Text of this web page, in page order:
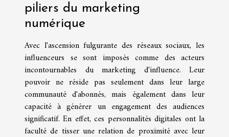
piliers du marketing
numérique
Avec l'ascension fulgurante des réseaux sociaux, les
influenceurs se sont imposés comme des acteurs
incontournables du marketing d'influence. Leur
pouvoir ne réside pas seulement dans leur large
communauté d'abonnés, mais également dans leur
capacité à générer un engagement des audiences
significatif. En effet, ces personnalités digitales ont la
faculté de tisser une relation de proximité avec leur